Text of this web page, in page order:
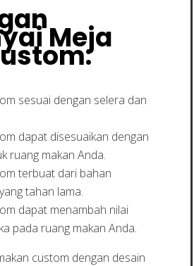
Meja
sesuai dengan selera dan
dapat disesuaikan dengan
ruang makan Anda.
terbuat dari bahan
tahan lama.
dapat menambah nilai
pada ruang makan Anda.
custom dengan desain